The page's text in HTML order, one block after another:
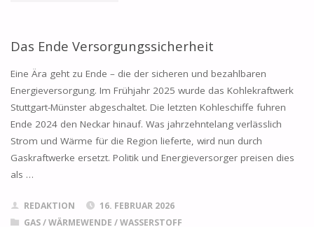
Das Ende Versorgungssicherheit
Eine Ära geht zu Ende – die der sicheren und bezahlbaren
Energieversorgung. Im Frühjahr 2025 wurde das Kohlekraftwerk
Stuttgart-Münster abgeschaltet. Die letzten Kohleschiffe fuhren
Ende 2024 den Neckar hinauf. Was jahrzehntelang verlässlich
Strom und Wärme für die Region lieferte, wird nun durch
Gaskraftwerke ersetzt. Politik und Energieversorger preisen dies
als …
REDAKTION
16. FEBRUAR 2026
GAS/WÄRMEWENDE /WASSERSTOFF